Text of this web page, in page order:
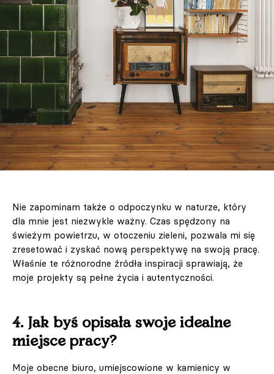
Nie zapominam także o odpoczynku w naturze, który
dla mnie jest niezwykle ważny. Czas spędzony na
świeżym powietrzu, w otoczeniu zieleni, pozwala mi się
zresetować i zyskać nową perspektywę na swoją pracę.
Właśnie te różnorodne źródła inspiracji sprawiają, że
moje projekty są pełne życia i autentyczności.
4. Jak byś opisała swoje idealne
miejsce pracy?
Moje obecne biuro, umiejscowione w kamienicy w